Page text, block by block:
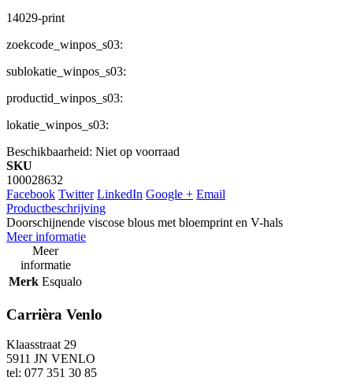
14029-print
zoekcode_winpos_s03:
sublokatie_winpos_s03:
productid_winpos_s03:
lokatie_winpos_s03:
Beschikbaarheid: Niet op voorraad
SKU
100028632
Facebook Twitter LinkedIn Google + Email
Productbeschrijving
Doorschijnende viscose blous met bloemprint en V-hals
Meer informatie
Meer
informatie
Merk Esqualo
Carrièra Venlo
Klaasstraat 29
5911 JN VENLO
tel: 077 351 30 85